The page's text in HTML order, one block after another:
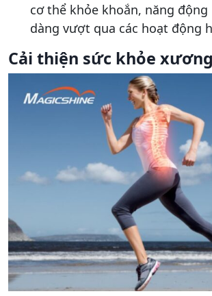
cơ thể khỏe khoắn, năng
dàng vượt qua các hoạt động
Cải thiện sức khỏe